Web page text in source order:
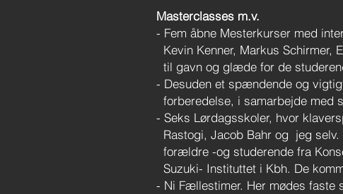
Masterclasses m.v.
- Fem åbne Mesterkurser med
Kevin Kenner, Markus Schirmer,
til gavn og glæde for de
- Desuden et spændende og
forberedelse, i samarbejde med
- Seks Lørdagsskoler, hvor
Rastogi, Jacob Bahr og jeg
forældre -og studerende fra
Suzuki- Instituttet i Kbh. De
- Ni Fællestimer. Her mødes faste